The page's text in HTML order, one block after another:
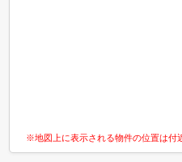
※地図上に表示される物件の位置は付